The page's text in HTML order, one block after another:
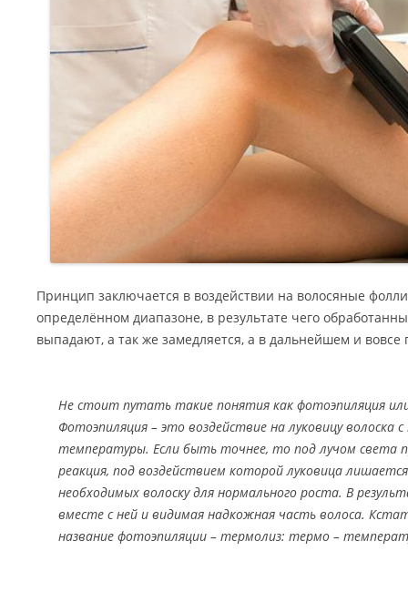
Принцип заключается в воздействии на волосяные
определённом диапазоне, в результате чего
выпадают, а так же замедляется, а в дальнейшем и
Не стоит путать такие понятия как фотоэпиляция или
Фотоэпиляция – это воздействие на луковицу волоска
температуры. Если быть точнее, то под лучом света
реакция, под воздействием которой луковица
необходимых волоску для нормального роста. В
вместе с ней и видимая надкожная часть волоса.
название фотоэпиляции – термолиз: термо –